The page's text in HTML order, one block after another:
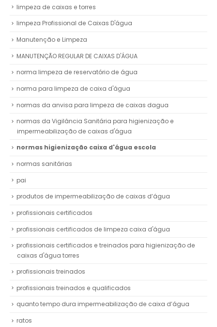
limpeza de caixas e torres
limpeza Profissional de Caixas D'água
Manutenção e Limpeza
MANUTENÇÃO REGULAR DE CAIXAS D'ÁGUA
norma limpeza de reservatório de água
norma para limpeza de caixa d'água
normas da anvisa para limpeza de caixas dagua
normas da Vigilância Sanitária para higienização e
impermeabilização de caixas d'água
normas higienização caixa d'água escola
normas sanitárias
pai
produtos de impermeabilização de caixas d’água
profissionais certificados
profissionais certificados de limpeza caixa d'água
profissionais certificados e treinados para higienização de
caixas d'água torres
profissionais treinados
profissionais treinados e qualificados
quanto tempo dura impermeabilização de caixa d’água
ratos